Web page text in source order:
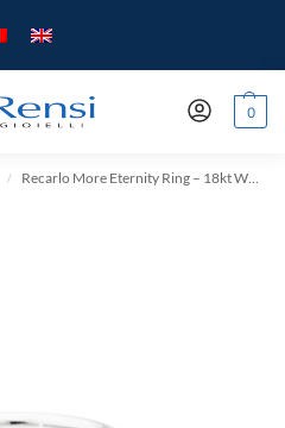
0
/ Recarlo More Eternity Ring – 18kt White Gold – Diamonds